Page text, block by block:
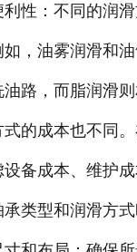
性：不同的润
，油雾润滑和
路，而脂润滑
的成本也不同
备成本、维护成
类型和润滑方